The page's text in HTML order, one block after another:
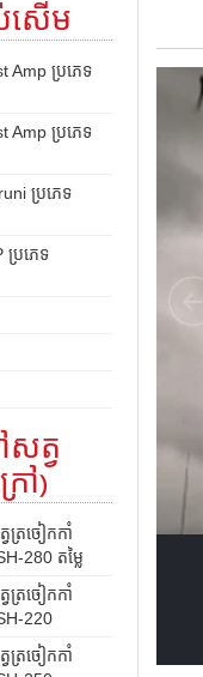
សើម
Amp ប្រភេទ
Amp ប្រភេទ
ប្រភេទ
ប្រភេទ
ត្វ
ៅ)
រចៀកកាំ
280 តម្លៃ
រចៀកកាំ
220
រចៀកកាំ